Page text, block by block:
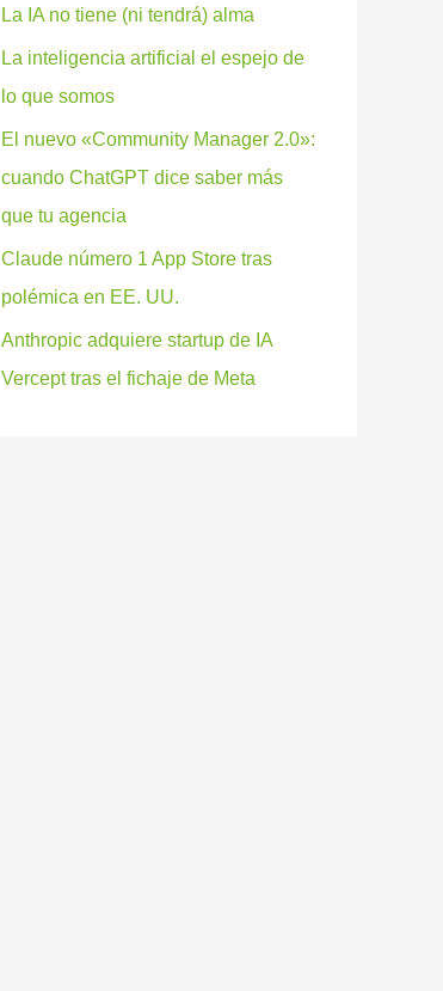
La IA no tiene (ni tendrá) alma
La inteligencia artificial el espejo de
lo que somos
El nuevo «Community Manager 2.0»:
cuando ChatGPT dice saber más
que tu agencia
Claude número 1 App Store tras
polémica en EE. UU.
Anthropic adquiere startup de IA
Vercept tras el fichaje de Meta